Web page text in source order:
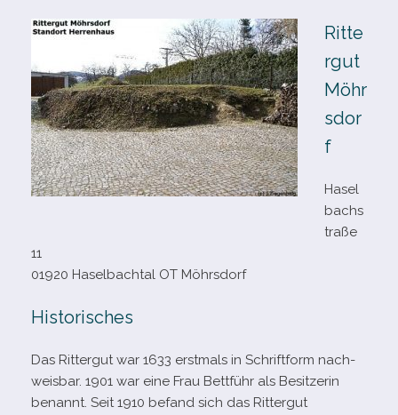
Ritte
rgut
Möhr
sdor
f
Hasel
bachs
traße
11
01920 Haselbachtal OT Möhrsdorf
Historisches
Das Rittergut war 1633 erst­mals in Schriftform nach­
weis­bar. 1901 war eine Frau Bettführ als Besitzerin
benannt. Seit 1910 befand sich das Rittergut